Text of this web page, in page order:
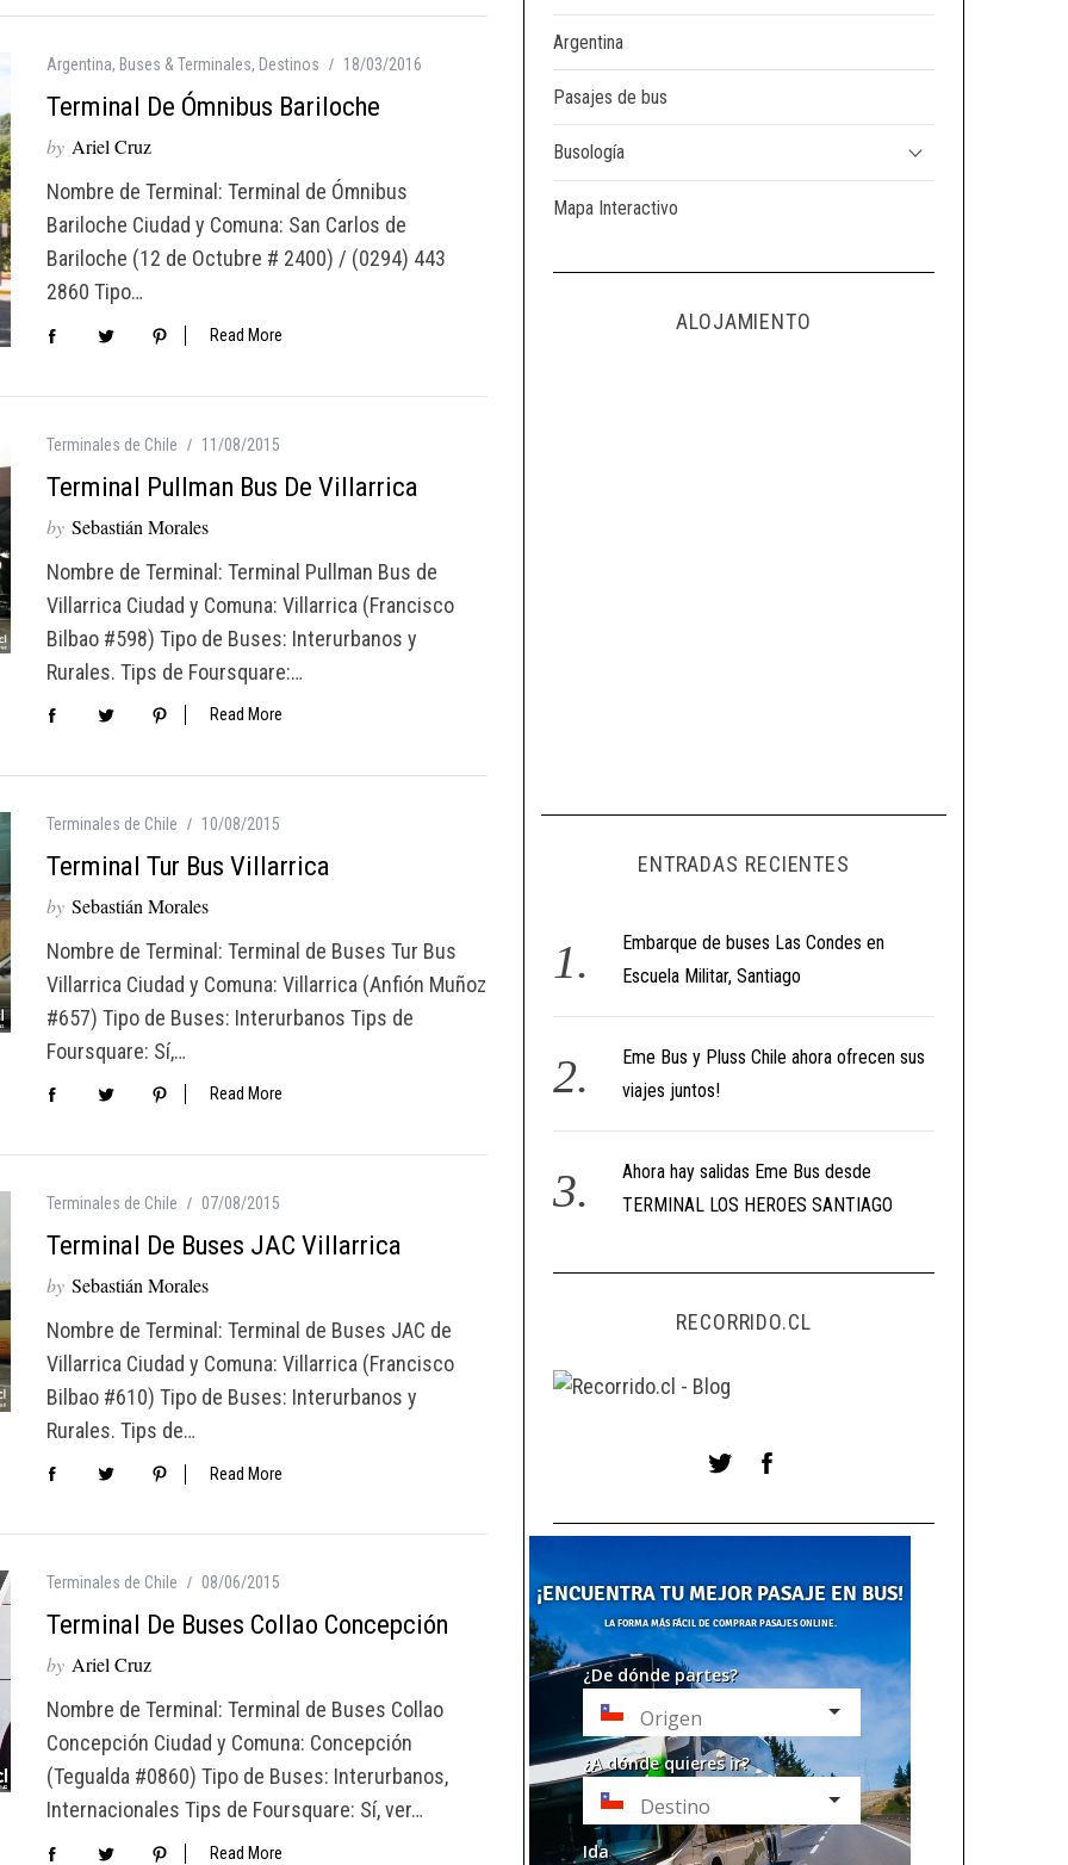
Argentina, Buses & Terminales, Destinos 18/03/2016
Terminal De Ómnibus Bariloche
by Ariel Cruz
Nombre de Terminal: Terminal de Ómnibus
Bariloche Ciudad y Comuna: San Carlos de
Bariloche (12 de Octubre # 2400) / (0294) 443
2860 Tipo…
Read More
Terminales de Chile 11/08/2015
Terminal Pullman Bus De Villarrica
by Sebastián Morales
Nombre de Terminal: Terminal Pullman Bus de
Villarrica Ciudad y Comuna: Villarrica (Francisco
Bilbao #598) Tipo de Buses: Interurbanos y
Rurales. Tips de Foursquare:…
Read More
Terminales de Chile 10/08/2015
Terminal Tur Bus Villarrica
by Sebastián Morales
Nombre de Terminal: Terminal de Buses Tur Bus
Villarrica Ciudad y Comuna: Villarrica (Anfión Muñoz
#657) Tipo de Buses: Interurbanos Tips de
Foursquare: Sí,…
Read More
Terminales de Chile 07/08/2015
Terminal De Buses JAC Villarrica
by Sebastián Morales
Nombre de Terminal: Terminal de Buses JAC de
Villarrica Ciudad y Comuna: Villarrica (Francisco
Bilbao #610) Tipo de Buses: Interurbanos y
Rurales. Tips de…
Read More
Terminales de Chile 08/06/2015
Terminal De Buses Collao Concepción
by Ariel Cruz
Nombre de Terminal: Terminal de Buses Collao
Concepción Ciudad y Comuna: Concepción
(Tegualda #0860) Tipo de Buses: Interurbanos,
Internacionales Tips de Foursquare: Sí, ver…
Read More
Argentina
Pasajes de bus
Busología
Mapa Interactivo
ALOJAMIENTO
ENTRADAS RECIENTES
Embarque de buses Las Condes en
Escuela Militar, Santiago
Eme Bus y Pluss Chile ahora ofrecen sus
viajes juntos!
Ahora hay salidas Eme Bus desde
TERMINAL LOS HEROES SANTIAGO
RECORRIDO.CL